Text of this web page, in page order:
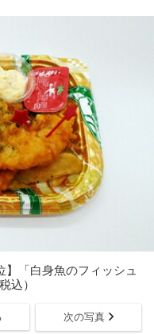
】「白身魚のフィッシュ
込）
次の写真